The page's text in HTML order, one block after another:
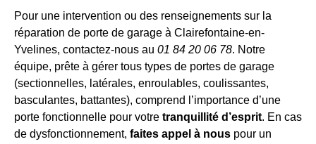
Pour une intervention ou des renseignements sur la
réparation de porte de garage à Clairefontaine-en-
Yvelines, contactez-nous au 01 84 20 06 78. Notre
équipe, prête à gérer tous types de portes de garage
(sectionnelles, latérales, enroulables, coulissantes,
basculantes, battantes), comprend l’importance d’une
porte fonctionnelle pour votre tranquillité d’esprit. En cas
de dysfonctionnement, faites appel à nous pour un